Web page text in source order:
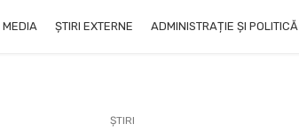
MEDIA ȘTIRI EXTERNE ADMINISTRAȚIE ȘI POLITICĂ
ȘTIRI